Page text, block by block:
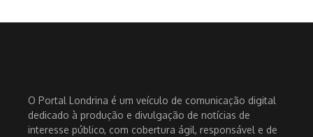
O Portal Londrina é um veículo de comunicação digital
dedicado à produção e divulgação de notícias de
interesse público, com cobertura ágil, responsável e de